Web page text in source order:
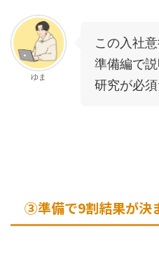
ゆま
この入社
準備編で
研究が必須
③準備で9割結果が決